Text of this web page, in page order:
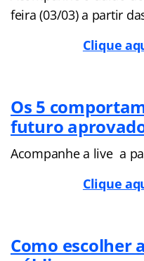
feira (03/03) a partir
Clique
Os 5
futuro
Acompanhe a live a
Clique
Como escolher